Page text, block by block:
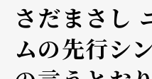
さだまさし
ムの先行シ